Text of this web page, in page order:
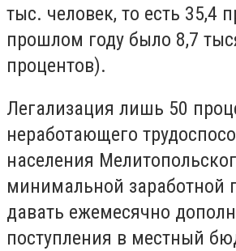
тыс. человек, то есть 35,4
прошлом году было 8,7
процентов).
Легализация лишь 50
неработающего
населения
минимальной заработной
давать ежемесячно
поступления в местный